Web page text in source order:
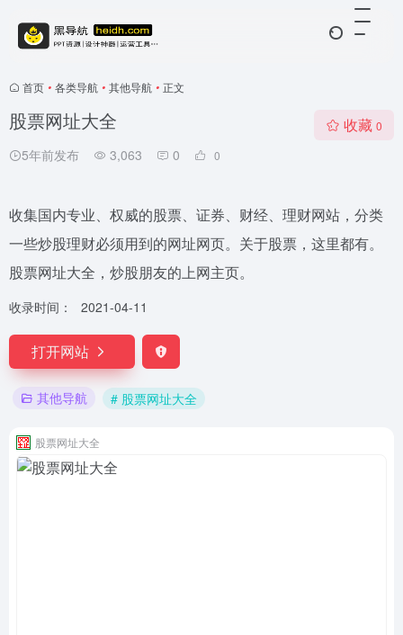
首页 • 各类导航 • 其他导航 • 正文
股票网址大全
5年前发布 3,063 0 0
收藏 0
收集国内专业、权威的股票、证券、财经、理财网站，分类
一些炒股理财必须用到的网址网页。关于股票，这里都有。
股票网址大全，炒股朋友的上网主页。
收录时间： 2021-04-11
打开网站
其他导航 # 股票网址大全
股票网址大全